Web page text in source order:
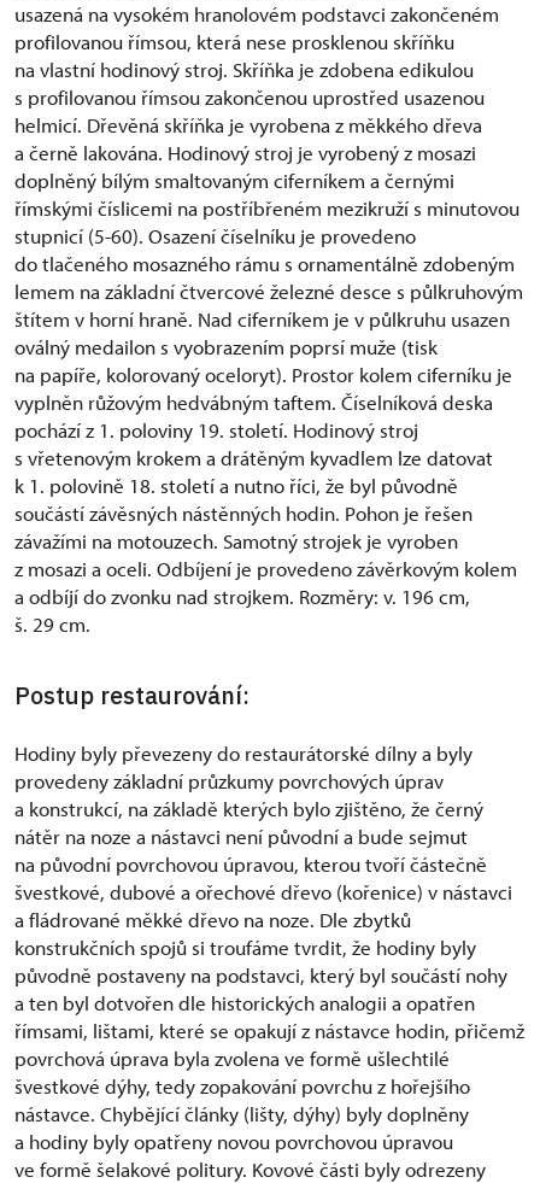
usazená na vysokém hranolovém podstavci zakončeném
profilovanou římsou, která nese prosklenou skříňku
na vlastní hodinový stroj. Skříňka je zdobena edikulou
s profilovanou římsou zakončenou uprostřed usazenou
helmicí. Dřevěná skříňka je vyrobena z měkkého dřeva
a černě lakována. Hodinový stroj je vyrobený z mosazi
doplněný bílým smaltovaným ciferníkem a černými
římskými číslicemi na postříbřeném mezikruží s minutovou
stupnicí (5-60). Osazení číselníku je provedeno
do tlačeného mosazného rámu s ornamentálně zdobeným
lemem na základní čtvercové železné desce s půlkruhovým
štítem v horní hraně. Nad ciferníkem je v půlkruhu usazen
oválný medailon s vyobrazením poprsí muže (tisk
na papíře, kolorovaný oceloryt). Prostor kolem ciferníku je
vyplněn růžovým hedvábným taftem. Číselníková deska
pochází z 1. poloviny 19. století. Hodinový stroj
s vřetenovým krokem a drátěným kyvadlem lze datovat
k 1. polovině 18. století a nutno říci, že byl původně
součástí závěsných nástěnných hodin. Pohon je řešen
závažími na motouzech. Samotný strojek je vyroben
z mosazi a oceli. Odbíjení je provedeno závěrkovým kolem
a odbíjí do zvonku nad strojkem. Rozměry: v. 196 cm,
š. 29 cm.
Postup restaurování:
Hodiny byly převezeny do restaurátorské dílny a byly
provedeny základní průzkumy povrchových úprav
a konstrukcí, na základě kterých bylo zjištěno, že černý
nátěr na noze a nástavci není původní a bude sejmut
na původní povrchovou úpravou, kterou tvoří částečně
švestkové, dubové a ořechové dřevo (kořenice) v nástavci
a fládrované měkké dřevo na noze. Dle zbytků
konstrukčních spojů si troufáme tvrdit, že hodiny byly
původně postaveny na podstavci, který byl součástí nohy
a ten byl dotvořen dle historických analogii a opatřen
římsami, lištami, které se opakují z nástavce hodin, přičemž
povrchová úprava byla zvolena ve formě ušlechtilé
švestkové dýhy, tedy zopakování povrchu z hořejšího
nástavce. Chybějící články (lišty, dýhy) byly doplněny
a hodiny byly opatřeny novou povrchovou úpravou
ve formě šelakové politury. Kovové části byly odrezeny